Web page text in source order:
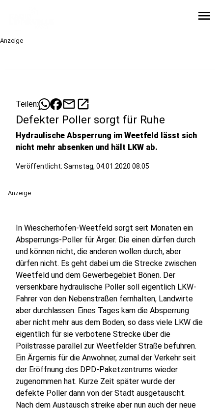
menu
Anzeige
Teilen: mailopen_in_new
Defekter Poller sorgt für Ruhe
Hydraulische Absperrung im Weetfeld lässt sich
nicht mehr absenken und hält LKW ab.
Veröffentlicht: Samstag, 04.01.2020 08:05
Anzeige
In Wiescherhöfen-Weetfeld sorgt seit Monaten ein
Absperrungs-Poller für Ärger. Die einen dürfen durch
und können nicht, die anderen wollen durch, aber
dürfen nicht. Es geht dabei um die Strecke zwischen
Weetfeld und dem Gewerbegebiet Bönen. Der
versenkbare hydraulische Poller soll eigentlich LKW-
Fahrer von den Nebenstraßen fernhalten, Landwirte
aber durchlassen. Eines Tages kam die Absperrung
aber nicht mehr aus dem Boden, so dass viele LKW die
eigentlich für sie verbotene Strecke über die
Poilstrasse parallel zur Weetfelder Straße befuhren.
Ein Ärgernis für die Anwohner, zumal der Verkehr seit
der Eröffnung des DPD-Paketzentrums wieder
zugenommen hat. Kurze Zeit später wurde der
defekte Poller dann von der Stadt ausgetauscht.
Nach dem Austausch streike aber nun auch der neue